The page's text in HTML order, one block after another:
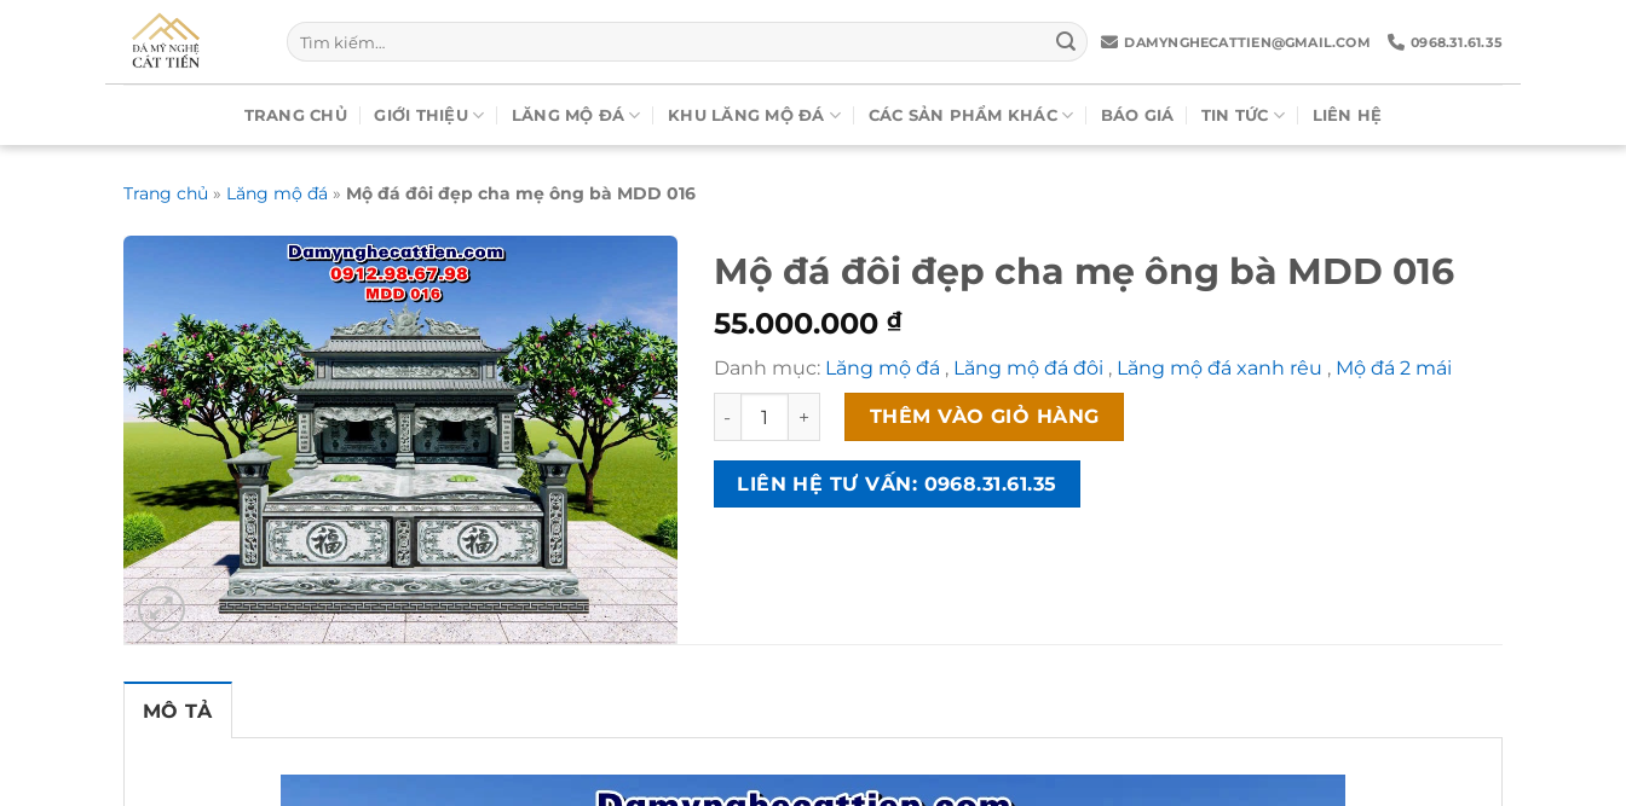
Tìm
kiếm:
DAMYNGHECATTIEN@GMAIL.COM 0968.31.61.35
TRANG CHỦ GIỚI THIỆU LĂNG MỘ ĐÁ KHU LĂNG MỘ ĐÁ CÁC SẢN PHẨM KHÁC BÁO GIÁ TIN TỨC LIÊN HỆ
Trang chủ » Lăng mộ đá » Mộ đá đôi đẹp cha mẹ ông bà MDD 016
Mộ đá đôi đẹp cha mẹ ông bà MDD 016
55.000.000 ₫
Danh mục: Lăng mộ đá , Lăng mộ đá đôi , Lăng mộ đá xanh rêu , Mộ đá 2 mái
Mộ đá đôi đẹp cha mẹ ông bà MDD 016 số lượng
THÊM VÀO GIỎ HÀNG
LIÊN HỆ TƯ VẤN: 0968.31.61.35
MÔ TẢ